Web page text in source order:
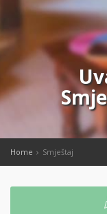
Home Smještaj